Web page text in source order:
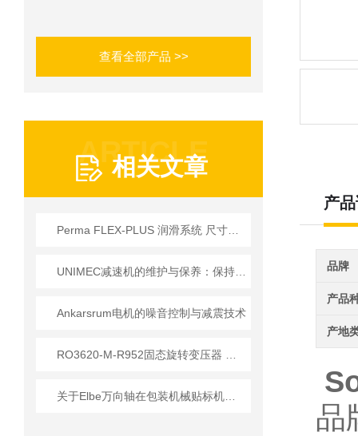
查看全部产品 >>
ARTICLE
相关文章
Ankarsrum电机的噪音控制与减震技术
产
品牌
产品
产地
品